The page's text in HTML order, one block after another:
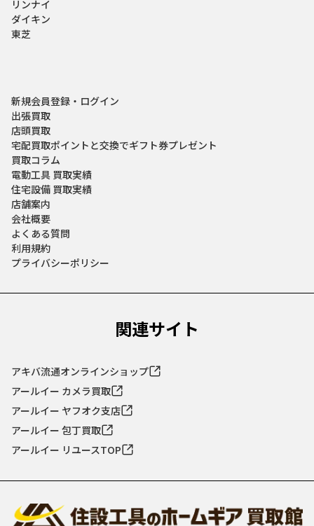
リンナイ
ダイキン
東芝
新規会員登録・ログイン
出張買取
店頭買取
宅配買取ポイントと交換でギフト券プレゼント
買取コラム
電動工具 買取実績
住宅設備 買取実績
店舗案内
会社概要
よくある質問
利用規約
プライバシーポリシー
関連サイト
アキバ流通オンラインショップ
アールイー カメラ買取
アールイー ヤフオク支店
アールイー 包丁買取
アールイー リユースTOP